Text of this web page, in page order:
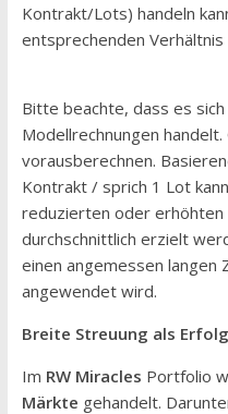
Kontrakt/Lots) handeln
entsprechenden
Bitte beachte, dass es
Modellrechnungen
vorausberechnen.
Kontrakt / sprich 1 Lot
reduzierten oder erhöhten
durchschnittlich erzielt
einen angemessen langen
angewendet wird.
Breite Streuung als
Im RW Miracles Portfolio
Märkte gehandelt.